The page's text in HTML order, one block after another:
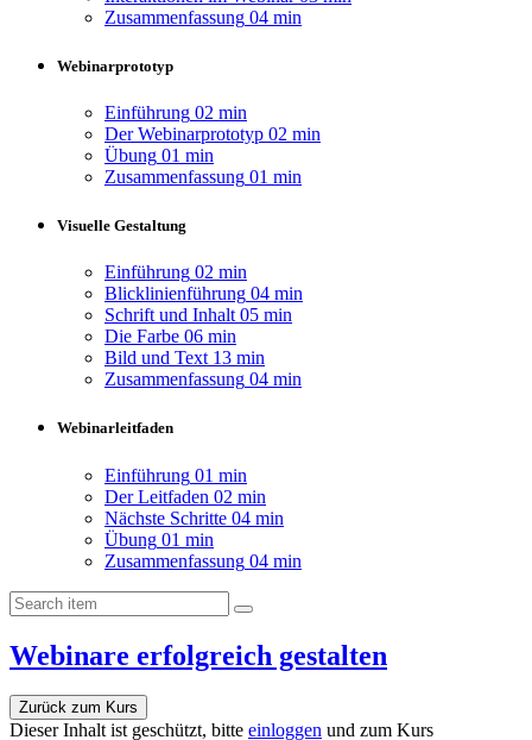
Zusammenfassung 04 min
Webinarprototyp
Einführung 02 min
Der Webinarprototyp 02 min
Übung 01 min
Zusammenfassung 01 min
Visuelle Gestaltung
Einführung 02 min
Blicklinienführung 04 min
Schrift und Inhalt 05 min
Die Farbe 06 min
Bild und Text 13 min
Zusammenfassung 04 min
Webinarleitfaden
Einführung 01 min
Der Leitfaden 02 min
Nächste Schritte 04 min
Übung 01 min
Zusammenfassung 04 min
Webinare erfolgreich gestalten
Zurück zum Kurs
Dieser Inhalt ist geschützt, bitte einloggen und zum Kurs